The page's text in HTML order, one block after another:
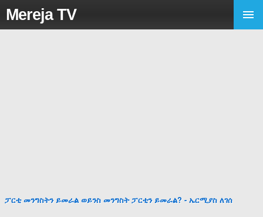
Mereja TV
ፓርቲ መንግስትን ይመራል ወይንስ መንግስት ፓርቲን ይመራል? - ኤርሚያስ ለገሰ